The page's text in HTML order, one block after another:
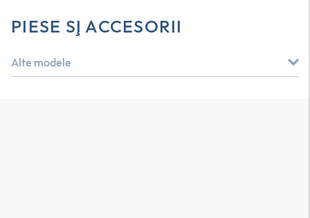
PIESE ŞI ACCESORII
Alte modele